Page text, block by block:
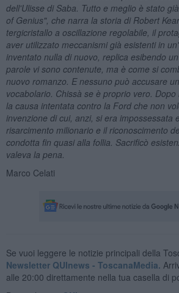
dell'Ulisse di Saba. Tutto e meglio è stato
of Genius", che narra la storia di Robert
tergicristallo a oscillazione regolabile, il
aver utilizzato meccanismi già esistenti in
inventato nulla di nuovo, replica esibendo
parole vi sono contenute, ma è come si
nuovo romanzo. E nessuno può accusare
vocabolario. Chissà se è proprio vero. Dopo
la causa intentata contro la Ford che non
invenzione di cui, anzi, si era impossessata
risarcimento milionario e il riconoscimento
condotta fin quasi alla follia. Sacrificò
valeva la pena.
Marco Celati
Se vuoi leggere le notizie principali della
Newsletter QUInews - ToscanaMedia.
alle 20:00 direttamente nella tua casella di